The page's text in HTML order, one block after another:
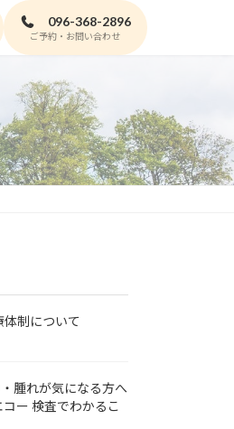
096-368-2896
ご予約・お問い合わせ
制について
腫れが気になる方へ
コー 検査でわかるこ